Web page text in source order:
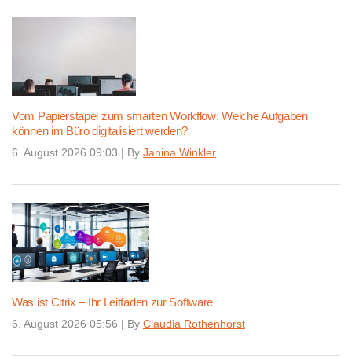
Vom Papierstapel zum smarten Workflow: Welche Aufgaben
können im Büro digitalisiert werden?
6. August 2026 09:03 | By Janina Winkler
Was ist Citrix – Ihr Leitfaden zur Software
6. August 2026 05:56 | By Claudia Rothenhorst